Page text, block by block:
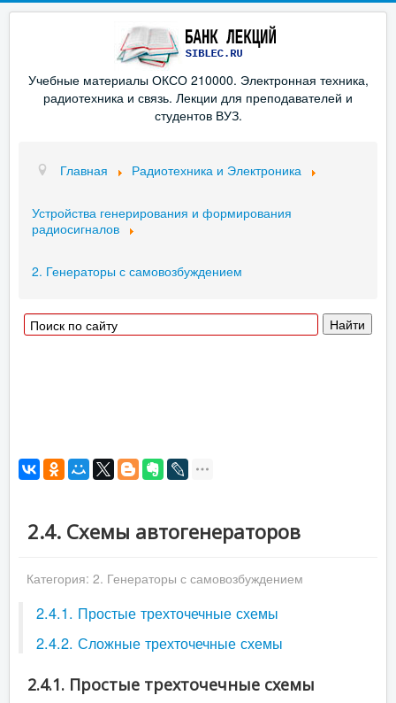
Учебные материалы ОКСО 210000. Электронная техника,
радиотехника и связь. Лекции для преподавателей и
студентов ВУЗ.
Главная Радиотехника и Электроника
Устройства генерирования и формирования
радиосигналов
2. Генераторы с самовозбуждением
2.4. Схемы автогенераторов
Категория: 2. Генераторы с самовозбуждением
2.4.1. Простые трехточечные схемы
2.4.2. Сложные трехточечные схемы
2.4.1. Простые трехточечные схемы